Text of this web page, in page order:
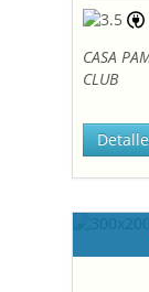
CASA
CLUB